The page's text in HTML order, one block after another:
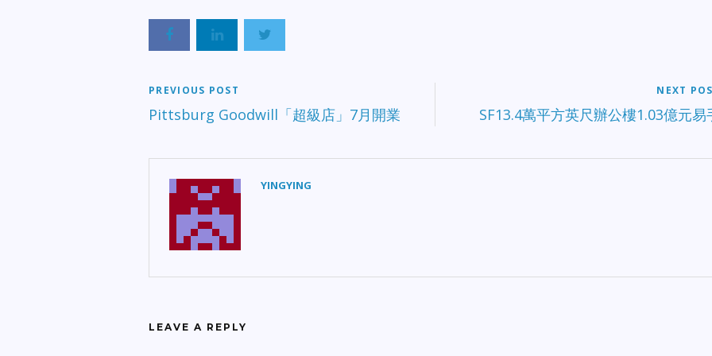
PREVIOUS POST
Pittsburg Goodwill「超級店」7月開業
NEXT
SF13.4萬平方英尺辦公樓1.03億元易
YINGYING
LEAVE A REPLY